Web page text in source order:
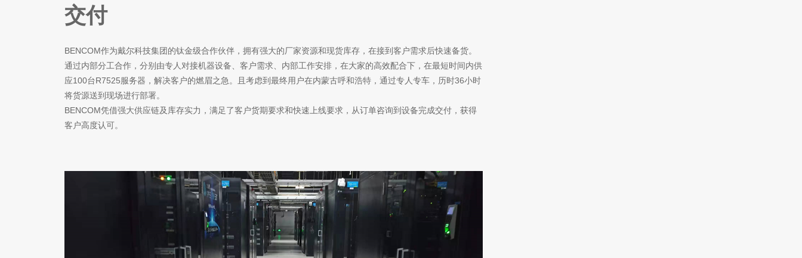
交付
BENCOM作为戴尔科技集团的钛金级合作伙伴，拥有强大的厂家资源和现货库存，在接到客户需求后快速备货。
通过内部分工合作，分别由专人对接机器设备、客户需求、内部工作安排，在大家的高效配合下，在最短时间内供
应100台R7525服务器，解决客户的燃眉之急。且考虑到最终用户在内蒙古呼和浩特，通过专人专车，历时36小时
将货源送到现场进行部署。
BENCOM凭借强大供应链及库存实力，满足了客户货期要求和快速上线要求，从订单咨询到设备完成交付，获得
客户高度认可。